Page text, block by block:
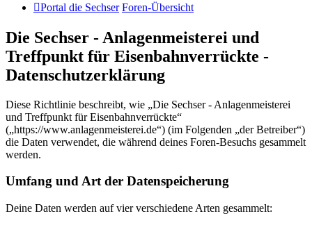
Portal die Sechser Foren-Übersicht
Die Sechser - Anlagenmeisterei und
Treffpunkt für Eisenbahnverrückte -
Datenschutzerklärung
Diese Richtlinie beschreibt, wie „Die Sechser - Anlagenmeisterei
und Treffpunkt für Eisenbahnverrückte“
(„https://www.anlagenmeisterei.de“) (im Folgenden „der Betreiber“)
die Daten verwendet, die während deines Foren-Besuchs gesammelt
werden.
Umfang und Art der Datenspeicherung
Deine Daten werden auf vier verschiedene Arten gesammelt: